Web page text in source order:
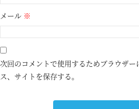
メール ※
次回のコメントで使用するためブラウザ
ス、サイトを保存する。